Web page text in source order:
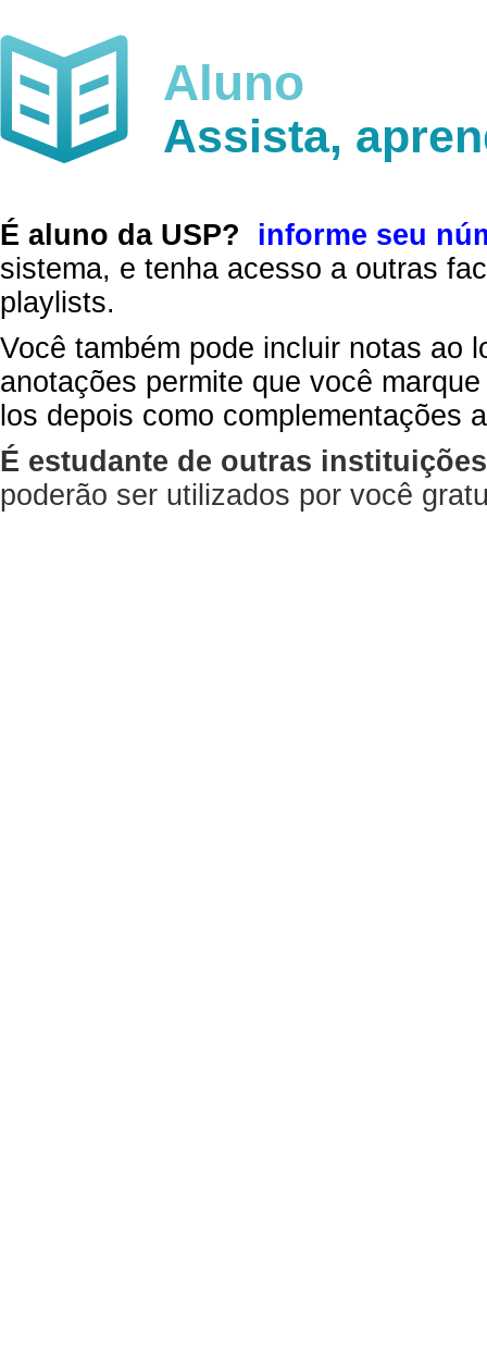
Aluno
Assista,
É aluno da USP?
informe seu
sistema, e tenha acesso a outras
playlists.
Você também pode incluir notas ao
anotações permite que você
los depois como complementações
É estudante de outras
poderão ser utilizados por você